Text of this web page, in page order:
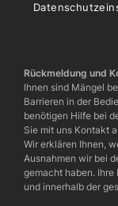
Rückmeldung und
Ihnen sind Mängel
Barrieren in der
benötigen Hilfe bei
Sie mit uns Kontakt
Wir erklären Ihnen,
Ausnahmen wir bei
gemacht haben.
und innerhalb der